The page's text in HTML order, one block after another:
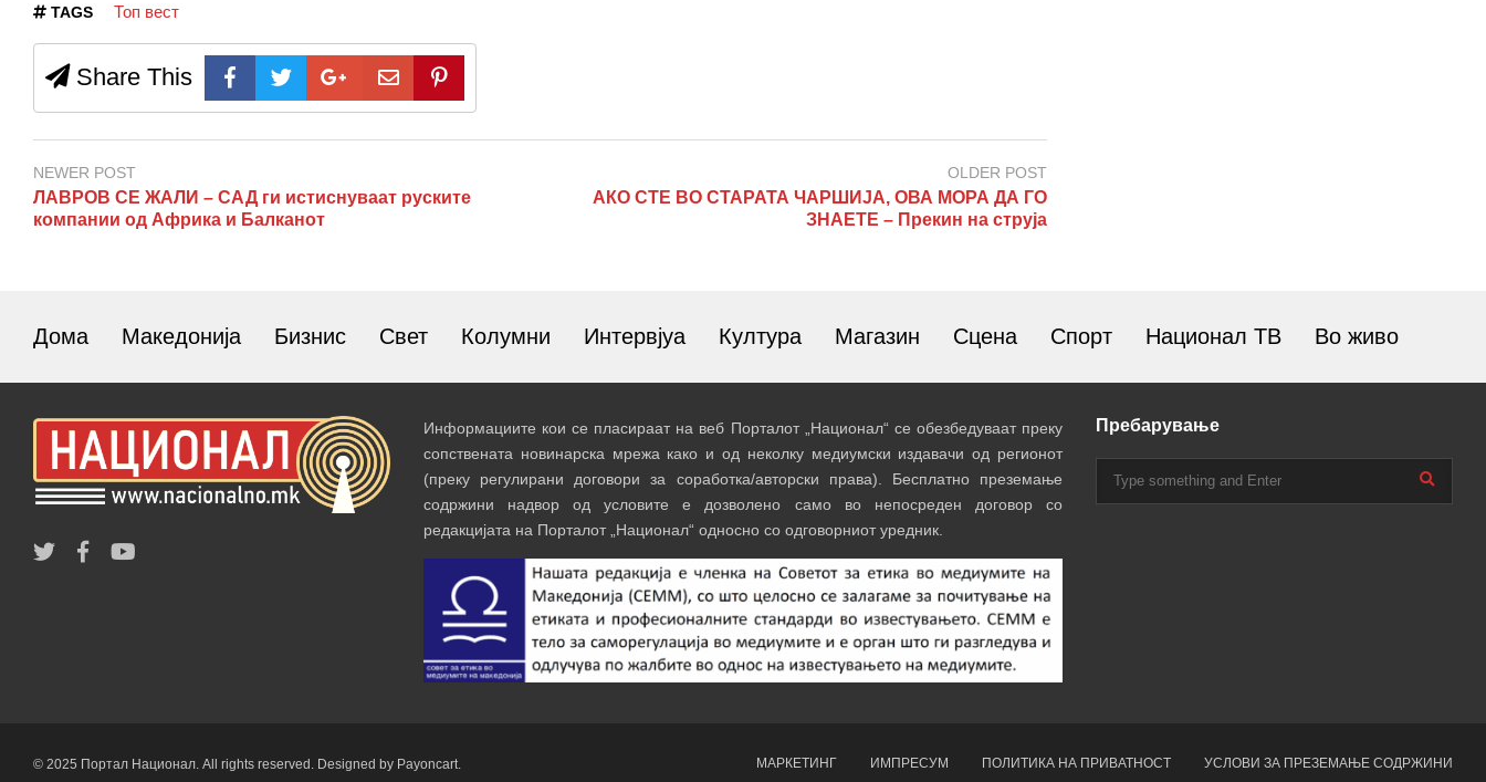
TAGS Топ вест
Share This
NEWER POST
ЛАВРОВ СЕ ЖАЛИ – САД ги истиснуваат руските
компании од Африка и Балканот
OLDER POST
АКО СТЕ ВО СТАРАТА ЧАРШИЈА, ОВА МОРА ДА ГО
ЗНАЕТЕ – Прекин на струја
Дома Македонија Бизнис Свет Колумни Интервјуа Култура Магазин Сцена Спорт Национал ТВ Во живо
Информациите кои се пласираат на веб Порталот „Национал“ се обезбедуваат преку
сопствената новинарска мрежа како и од неколку медиумски издавачи од регионот
(преку регулирани договори за соработка/авторски права). Бесплатно преземање
содржини надвор од условите е дозволено само во непосреден договор со
редакцијата на Порталот „Национал“ односно со одговорниот уредник.
Пребарување
© 2025 Портал Национал. All rights reserved. Designed by Payoncart. МАРКЕТИНГ ИМПРЕСУМ ПОЛИТИКА НА ПРИВАТНОСТ УСЛОВИ ЗА ПРЕЗЕМАЊЕ СОДРЖИНИ